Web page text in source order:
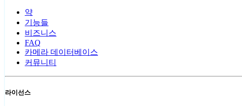
약
기능들
비즈니스
FAQ
카메라 데이터베이스
커뮤니티
라이선스